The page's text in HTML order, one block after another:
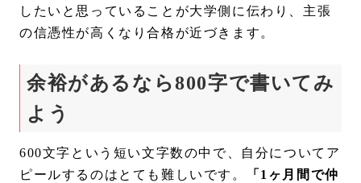
したいと思っていることが大学側に伝わり、主張
の信憑性が高くなり合格が近づきます。
余裕があるなら800字で書いてみ
よう
600文字という短い文字数の中で、自分についてア
ピールするのはとても難しいです。
「1ヶ月間で仲